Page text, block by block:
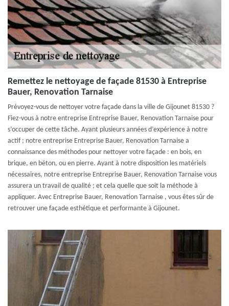
Remettez le nettoyage de façade 81530 à Entreprise
Bauer, Renovation Tarnaise
Prévoyez-vous de nettoyer votre façade dans la ville de Gijounet 81530 ?
Fiez-vous à notre entreprise Entreprise Bauer, Renovation Tarnaise pour
s’occuper de cette tâche. Ayant plusieurs années d’expérience à notre
actif ; notre entreprise Entreprise Bauer, Renovation Tarnaise a
connaissance des méthodes pour nettoyer votre façade : en bois, en
brique, en béton, ou en pierre. Ayant à notre disposition les matériels
nécessaires, notre entreprise Entreprise Bauer, Renovation Tarnaise vous
assurera un travail de qualité ; et cela quelle que soit la méthode à
appliquer. Avec Entreprise Bauer, Renovation Tarnaise , vous êtes sûr de
retrouver une façade esthétique et performante à Gijounet.